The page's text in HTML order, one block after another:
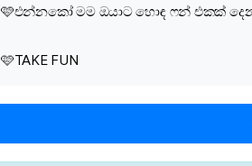
🩷එන්නකෝ මම ඔයාට හොඳ ෆන් එකක්
🩷TAKE FUN